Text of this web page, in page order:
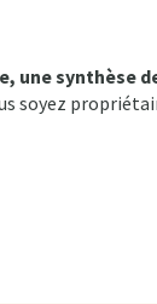
synthèse
soyez